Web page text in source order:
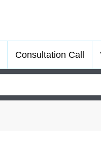
Consultation Call